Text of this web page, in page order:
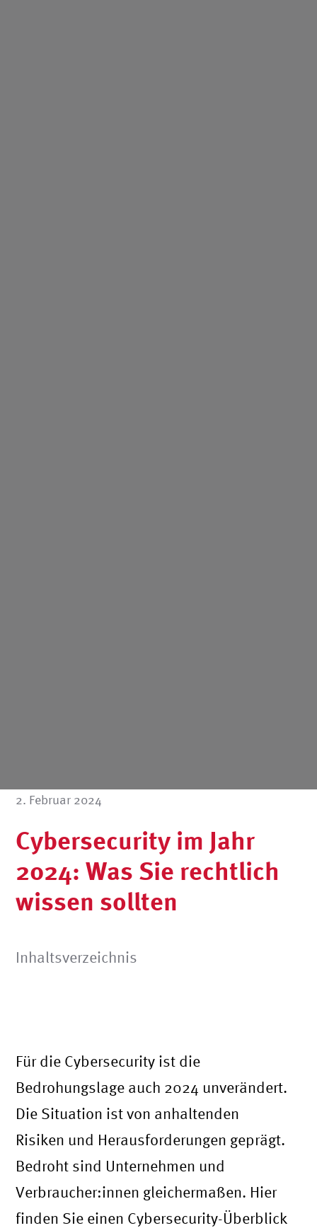
2. Februar 2024
Cybersecurity im Jahr
2024: Was Sie rechtlich
wissen sollten
Inhaltsverzeichnis
Für die Cybersecurity ist die
Bedrohungslage auch 2024 unverändert.
Die Situation ist von anhaltenden
Risiken und Herausforderungen geprägt.
Bedroht sind Unternehmen und
Verbraucher:innen gleichermaßen. Hier
finden Sie einen Cybersecurity-Überblick